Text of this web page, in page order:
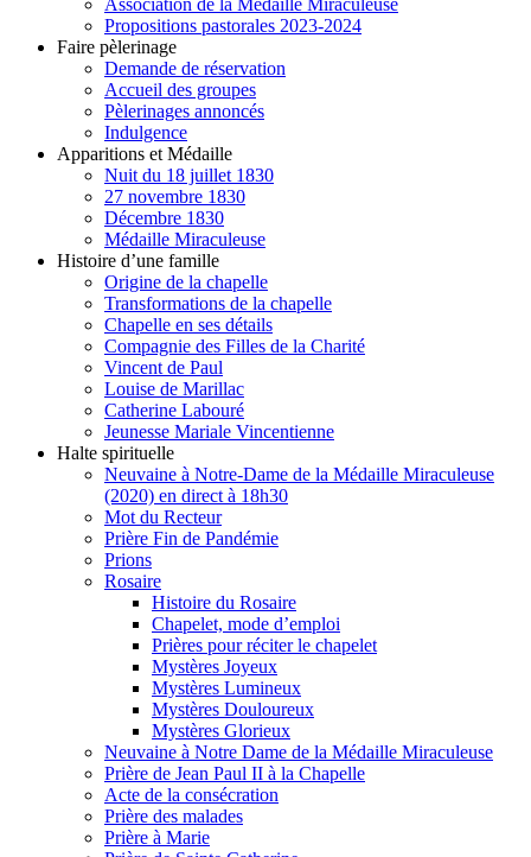
Propositions pastorales 2023-2024
Faire pèlerinage
Demande de réservation
Accueil des groupes
Pèlerinages annoncés
Indulgence
Apparitions et Médaille
Nuit du 18 juillet 1830
27 novembre 1830
Décembre 1830
Médaille Miraculeuse
Histoire d’une famille
Origine de la chapelle
Transformations de la chapelle
Chapelle en ses détails
Compagnie des Filles de la Charité
Vincent de Paul
Louise de Marillac
Catherine Labouré
Jeunesse Mariale Vincentienne
Halte spirituelle
Neuvaine à Notre-Dame de la Médaille Miraculeuse
(2020) en direct à 18h30
Mot du Recteur
Prière Fin de Pandémie
Prions
Rosaire
Histoire du Rosaire
Chapelet, mode d’emploi
Prières pour réciter le chapelet
Mystères Joyeux
Mystères Lumineux
Mystères Douloureux
Mystères Glorieux
Neuvaine à Notre Dame de la Médaille Miraculeuse
Prière de Jean Paul II à la Chapelle
Acte de la consécration
Prière des malades
Prière à Marie